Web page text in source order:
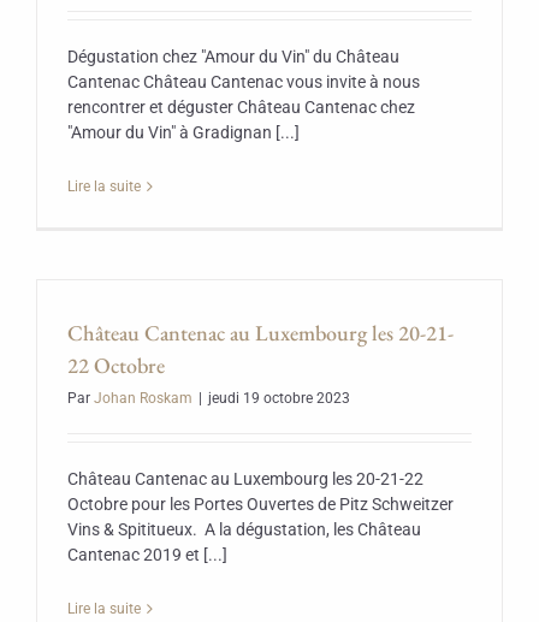
Dégustation chez "Amour du Vin" du Château
Cantenac Château Cantenac vous invite à nous
rencontrer et déguster Château Cantenac chez
"Amour du Vin" à Gradignan [...]
Lire la suite
Château Cantenac au Luxembourg les 20-21-
22 Octobre
Par Johan Roskam jeudi 19 octobre 2023
Château Cantenac au Luxembourg les 20-21-22
Octobre pour les Portes Ouvertes de Pitz Schweitzer
Vins & Spititueux. A la dégustation, les Château
Cantenac 2019 et [...]
Lire la suite